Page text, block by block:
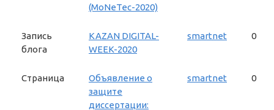
(MoNeTec-2020)
Запись
блога
KAZAN DIGITAL-
WEEK-2020
smartnet 0
Страница
Объявление о
защите
диссертации:
smartnet 0